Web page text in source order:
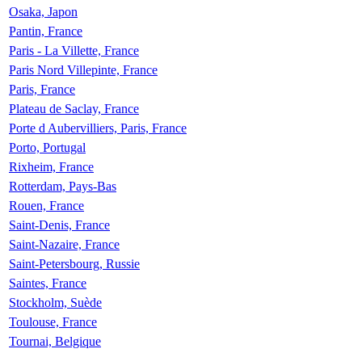
Osaka, Japon
Pantin, France
Paris - La Villette, France
Paris Nord Villepinte, France
Paris, France
Plateau de Saclay, France
Porte d Aubervilliers, Paris, France
Porto, Portugal
Rixheim, France
Rotterdam, Pays-Bas
Rouen, France
Saint-Denis, France
Saint-Nazaire, France
Saint-Petersbourg, Russie
Saintes, France
Stockholm, Suède
Toulouse, France
Tournai, Belgique